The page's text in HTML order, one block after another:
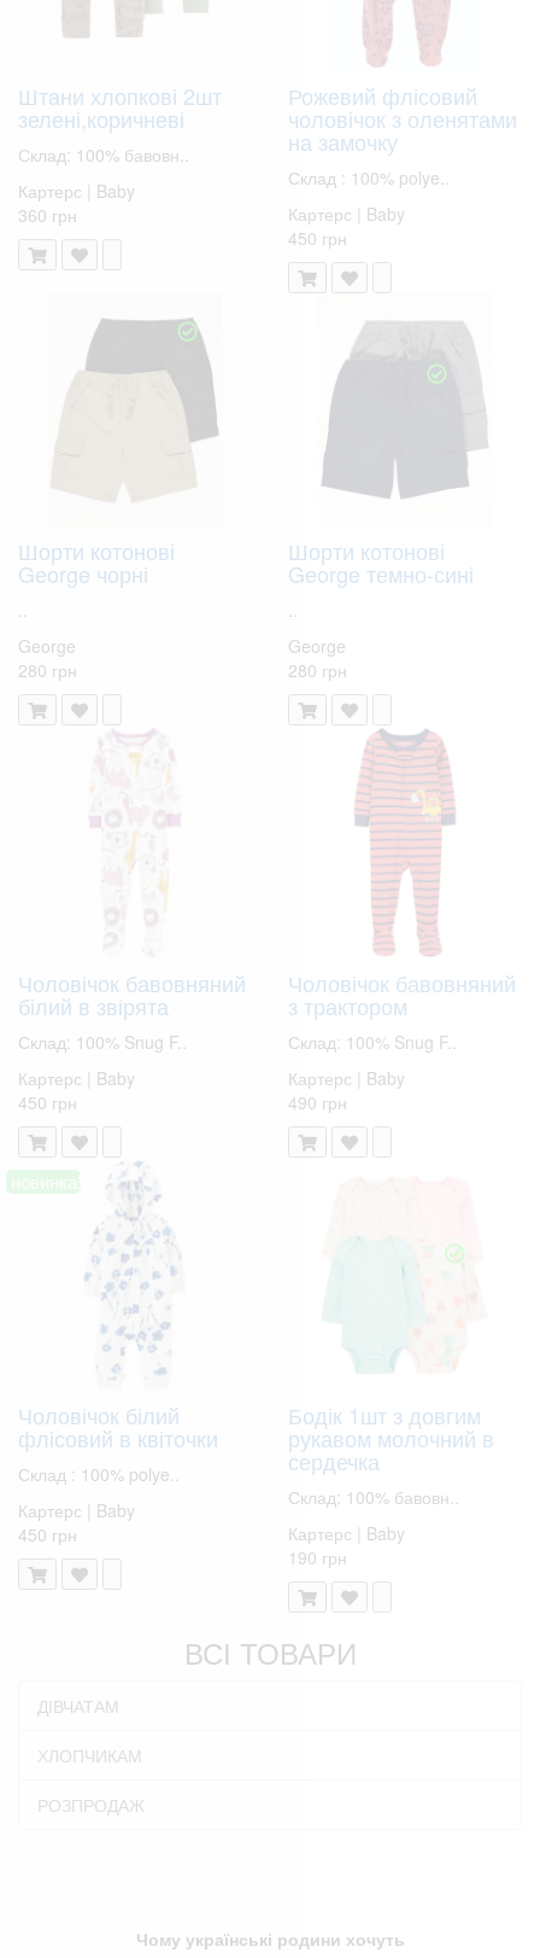
Штани хлопкові 2шт
зелені,коричневі
Склад: 100% бавовн..
Картерс | Baby
360 грн
Рожевий флісовий
чоловічок з оленятами
на замочку
Склад : 100% polye..
Картерс | Baby
450 грн
Шорти котонові
George чорні
George
280 грн
Шорти котонові
George темно-сині
George
280 грн
Чоловічок бавовняний
білий в звірята
Склад: 100% Snug F..
Картерс | Baby
450 грн
Чоловічок бавовняний
з трактором
Склад: 100% Snug F..
Картерс | Baby
490 грн
новинка!
Чоловічок білий
флісовий в квіточки
Склад : 100% polye..
Картерс | Baby
450 грн
Бодік 1шт з довгим
рукавом молочний в
сердечка
Склад: 100% бавовн..
Картерс | Baby
190 грн
ВСІ ТОВАРИ
ДІВЧАТАМ
ХЛОПЧИКАМ
РОЗПРОДАЖ
Чому українські родини хочуть